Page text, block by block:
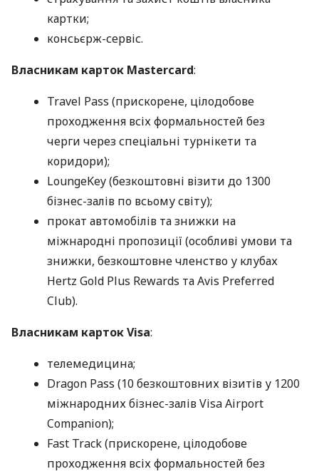
картки;
консьєрж-сервіс.
Власникам карток Mastercard:
Travel Pass (прискорене, цілодобове
проходження всіх формальностей без
черги через спеціальні турнікети та
коридори);
LoungeKey (безкоштовні візити до 1300
бізнес-залів по всьому світу);
прокат автомобілів та знижки на
міжнародні пропозиції (особливі умови та
знижки, безкоштовне членство у клубах
Hertz Gold Plus Rewards та Avis Preferred
Club).
Власникам карток Visa:
телемедицина;
Dragon Pass (10 безкоштовних візитів у 1200
міжнародних бізнес-залів Visa Airport
Companion);
Fast Track (прискорене, цілодобове
проходження всіх формальностей без